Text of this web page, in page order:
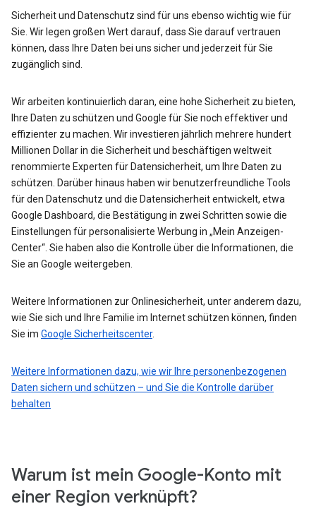
Sicherheit und Datenschutz sind für uns ebenso wichtig wie für
Sie. Wir legen großen Wert darauf, dass Sie darauf vertrauen
können, dass Ihre Daten bei uns sicher und jederzeit für Sie
zugänglich sind.
Wir arbeiten kontinuierlich daran, eine hohe Sicherheit zu bieten,
Ihre Daten zu schützen und Google für Sie noch effektiver und
effizienter zu machen. Wir investieren jährlich mehrere hundert
Millionen Dollar in die Sicherheit und beschäftigen weltweit
renommierte Experten für Datensicherheit, um Ihre Daten zu
schützen. Darüber hinaus haben wir benutzerfreundliche Tools
für den Datenschutz und die Datensicherheit entwickelt, etwa
Google Dashboard, die Bestätigung in zwei Schritten sowie die
Einstellungen für personalisierte Werbung in „Mein Anzeigen-
Center“. Sie haben also die Kontrolle über die Informationen, die
Sie an Google weitergeben.
Weitere Informationen zur Onlinesicherheit, unter anderem dazu,
wie Sie sich und Ihre Familie im Internet schützen können, finden
Sie im Google Sicherheitscenter.
Weitere Informationen dazu, wie wir Ihre personenbezogenen
Daten sichern und schützen – und Sie die Kontrolle darüber
behalten
Warum ist mein Google-Konto mit
einer Region verknüpft?